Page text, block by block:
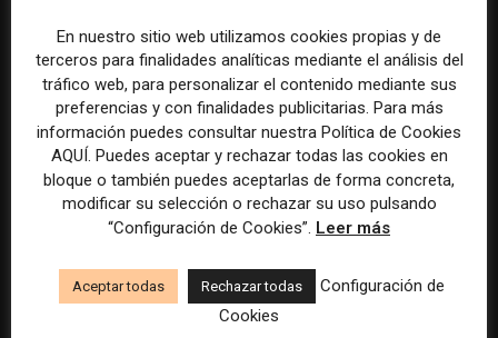
La Marea cierra 2025 con
superávit, pero su
cooperativa pierde 38.542
euros
El Premio Gabo 2026
reconoce cinco historias de
Brasil, España y El Salvador
sobre el poder, la memoria y
la violencia
En nuestro sitio web utilizamos cookies propias y de
terceros para finalidades analíticas mediante el análisis del
tráfico web, para personalizar el contenido mediante sus
preferencias y con finalidades publicitarias. Para más
información puedes consultar nuestra Política de Cookies
AQUÍ. Puedes aceptar y rechazar todas las cookies en
bloque o también puedes aceptarlas de forma concreta,
modificar su selección o rechazar su uso pulsando
“Configuración de Cookies”. Leer más
Aceptar todas Rechazar todas
Configuración de
Cookies